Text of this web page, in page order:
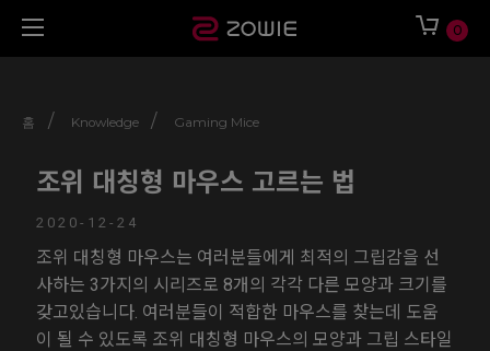
0
홈 / Knowledge / Gaming Mice
조위 대칭형 마우스 고르는 법
2020-12-24
조위 대칭형 마우스는 여러분들에게 최적의 그립감을 선
사하는 3가지의 시리즈로 8개의 각각 다른 모양과 크기를
갖고있습니다. 여러분들이 적합한 마우스를 찾는데 도움
이 될 수 있도록 조위 대칭형 마우스의 모양과 그립 스타일